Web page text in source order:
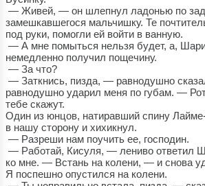
— Живей, — он шлепнул ладонью по
замешкавшегося мальчишку. Те
под руки, помогли ей войти в ванную.
— А мне помыться нельзя будет, а,
немедленно получил пощечину.
— За что?
— Заткнись, пизда, — равнодушно
равнодушно ударил меня по губам. —
тебе скажут.
Один из юнцов, натиравший спину
в нашу сторону и хихикнул.
— Разреши нам поучить ее, господин.
— Работай, Кисуля, — лениво ответил
ко мне. — Встань на колени, — и снова
Я поспешно опустился на колени.